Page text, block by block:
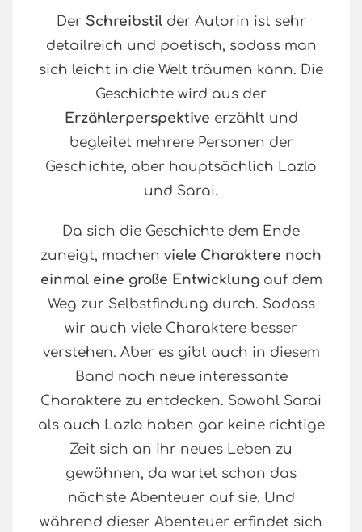
Der Schreibstilder Autorin ist sehr
detailreich und poetisch, sodass man
sich leicht in die Welt träumen kann. Die
Geschichte wird aus der
Erzählerperspektive erzählt und
begleitet mehrere Personen der
Geschichte, aber hauptsächlich Lazlo
und Sarai.
Da sich die Geschichte dem Ende
zuneigt, machen viele Charaktere noch
einmal eine große Entwicklungauf dem
Weg zur Selbstfindung durch. Sodass
wir auch viele Charaktere besser
verstehen. Aber es gibt auch in diesem
Band noch neue interessante
Charaktere zu entdecken. Sowohl Sarai
als auch Lazlo haben gar keine richtige
Zeit sich an ihr neues Leben zu
gewöhnen, da wartet schon das
nächste Abenteuer auf sie. Und
während dieser Abenteuer erfindet sich